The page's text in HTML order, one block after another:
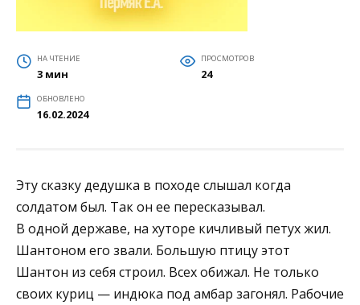
НА ЧТЕНИЕ
3 мин
ПРОСМОТРОВ
24
ОБНОВЛЕНО
16.02.2024
Эту сказку дедушка в походе слышал когда
солдатом был. Так он ее пересказывал.
В одной державе, на хуторе кичливый петух жил.
Шантоном его звали. Большую птицу этот
Шантон из себя строил. Всех обижал. Не только
своих куриц — индюка под амбар загонял. Рабочие